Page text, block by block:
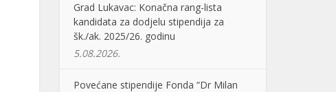
Grad Lukavac: Konačna rang-lista
kandidata za dodjelu stipendija za
šk./ak. 2025/26. godinu
5.08.2026.
Povećane stipendije Fonda “Dr Milan